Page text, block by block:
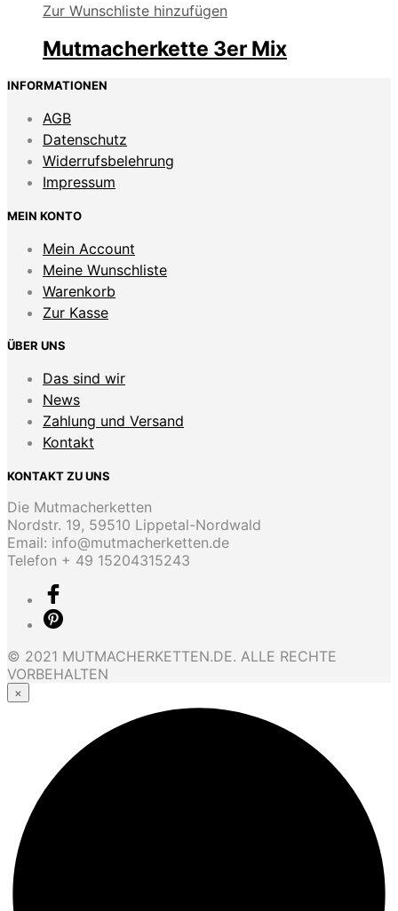
Zur Wunschliste hinzufügen
Mutmacherkette 3er Mix
INFORMATIONEN
AGB
Datenschutz
Widerrufsbelehrung
Impressum
MEIN KONTO
Mein Account
Meine Wunschliste
Warenkorb
Zur Kasse
ÜBER UNS
Das sind wir
News
Zahlung und Versand
Kontakt
KONTAKT ZU UNS
Die Mutmacherketten
Nordstr. 19, 59510 Lippetal-Nordwald
Email: info@mutmacherketten.de
Telefon + 49 15204315243
© 2021 MUTMACHERKETTEN.DE. ALLE RECHTE
VORBEHALTEN
×